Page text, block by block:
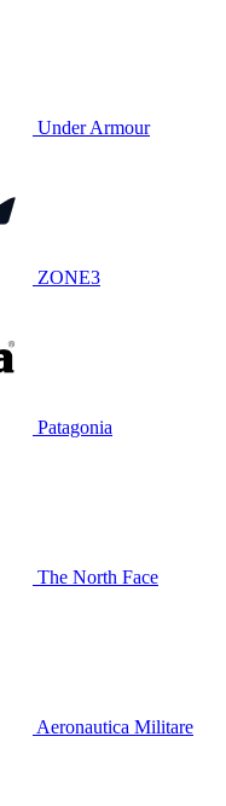
Under Armour
ZONE3
Patagonia
The North Face
Aeronautica Militare